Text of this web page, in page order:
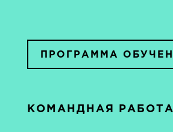
ПРОГРАММА
КОМАНДНАЯ РАБОТА